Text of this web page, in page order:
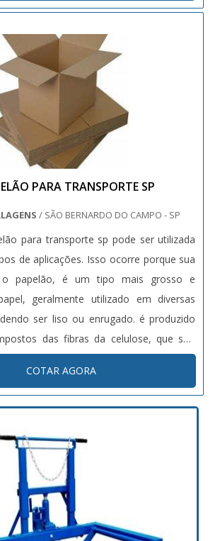
PARA TRANSPORTE SP
/ SÃO BERNARDO DO CAMPO - SP
para transporte sp pode ser utilizada
de aplicações. Isso ocorre porque sua
o papelão, é um tipo mais grosso e
geralmente utilizado em diversas
ser liso ou enrugado. é produzido
das fibras da celulose, que são
Principais aplicações da caixa de
Farmacêuticos; Alimentícios;
COTAR AGORA